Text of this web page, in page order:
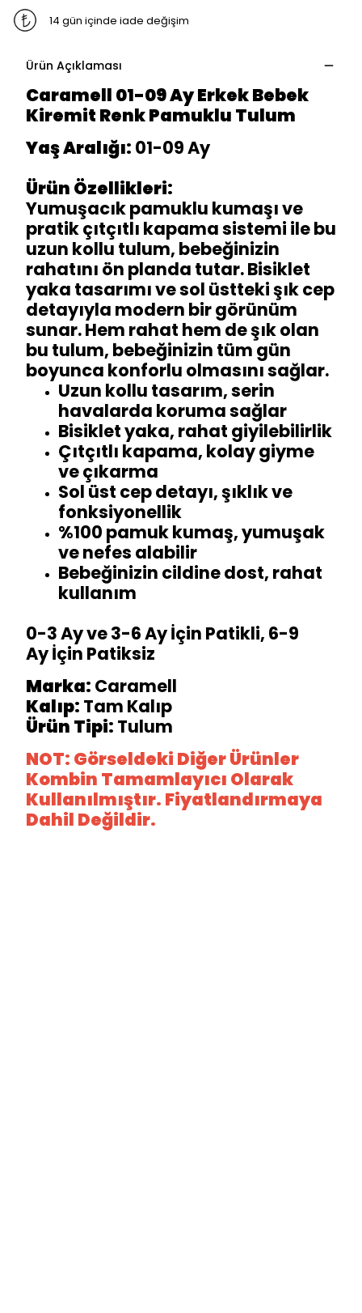
14 gün içinde iade değişim
Ürün Açıklaması
Caramell 01-09 Ay Erkek Bebek
Kiremit Renk Pamuklu Tulum
Yaş Aralığı: 01-09 Ay
Ürün Özellikleri:
Yumuşacık pamuklu kumaşı ve
pratik çıtçıtlı kapama sistemi ile bu
uzun kollu tulum, bebeğinizin
rahatını ön planda tutar. Bisiklet
yaka tasarımı ve sol üstteki şık cep
detayıyla modern bir görünüm
sunar. Hem rahat hem de şık olan
bu tulum, bebeğinizin tüm gün
boyunca konforlu olmasını sağlar.
Uzun kollu tasarım, serin
havalarda koruma sağlar
Bisiklet yaka, rahat giyilebilirlik
Çıtçıtlı kapama, kolay giyme
ve çıkarma
Sol üst cep detayı, şıklık ve
fonksiyonellik
%100 pamuk kumaş, yumuşak
ve nefes alabilir
Bebeğinizin cildine dost, rahat
kullanım
0-3 Ay ve 3-6 Ay İçin Patikli, 6-9
Ay İçin Patiksiz
Marka: Caramell
Kalıp: Tam Kalıp
Ürün Tipi: Tulum
NOT: Görseldeki Diğer Ürünler
Kombin Tamamlayıcı Olarak
Kullanılmıştır. Fiyatlandırmaya
Dahil Değildir.